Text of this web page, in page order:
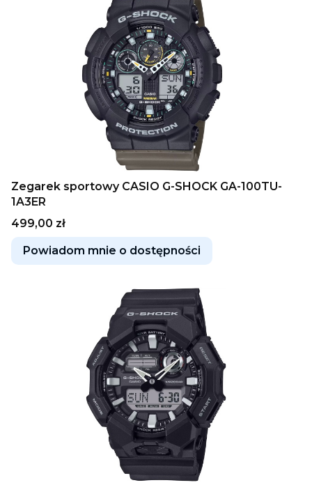
Zegarek sportowy CASIO G-SHOCK GA-100TU-
1A3ER
Cena
499,00 zł
Powiadom mnie o dostępności